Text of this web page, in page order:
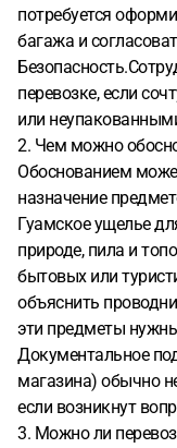
потребуется
багажа и
перевозке, если
или
2. Чем можно
Обоснованием
назначение
Гуамское ущелье
природе, пила и
бытовых или
объяснить
эти предметы
Документальное
магазина) обычно
если возникнут
3. Можно ли